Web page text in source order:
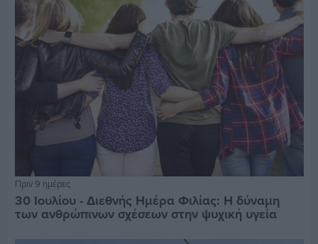
Πριν 9 ημέρες
30 Ιουλίου - Διεθνής Ημέρα Φιλίας: Η δύναμη
των ανθρώπινων σχέσεων στην ψυχική υγεία